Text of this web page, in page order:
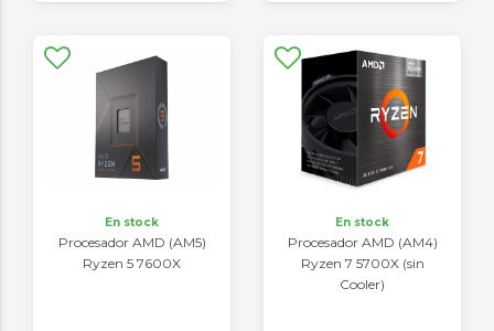
En stock
Procesador AMD (AM5)
Ryzen 5 7600X
En stock
Procesador AMD (AM4)
Ryzen 7 5700X (sin
Cooler)